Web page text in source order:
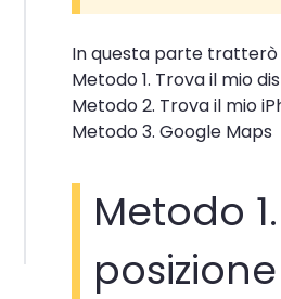
In questa parte tratterò
Metodo 1. Trova il mio
Metodo 2. Trova il mio
Metodo 3. Google Maps
Metodo